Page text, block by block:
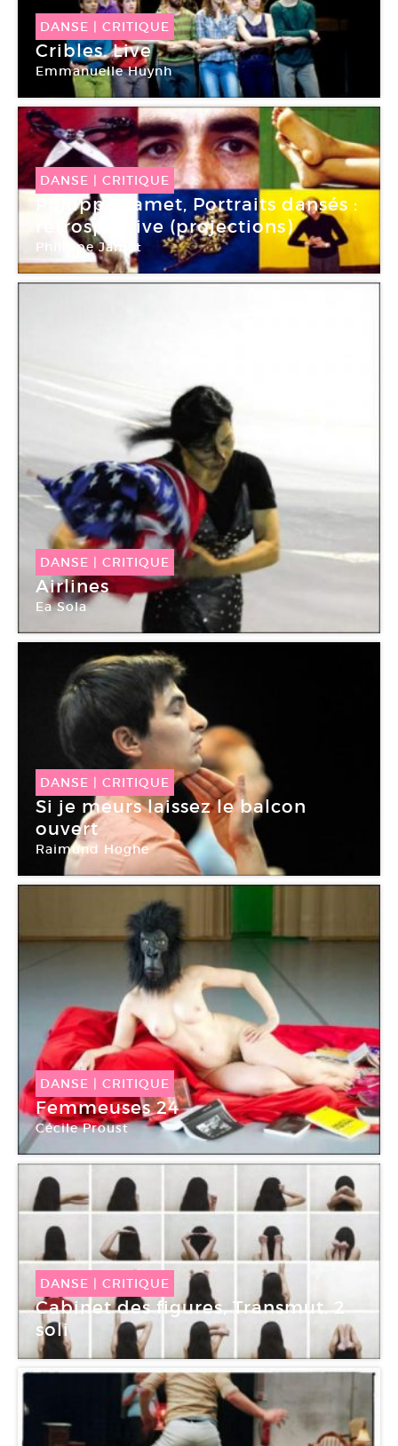
DANSE CRITIQUE
Cribles. Live
Emmanuelle Huynh
Centre Pompidou Paris
DANSE | CRITIQUE
Philippe Jamet, Portraits dansés :
rétrospective (projections)
Philippe Jamet
DANSE | CRITIQUE
Airlines
Ea Sola
Théâtre des Abbesses
DANSE | CRITIQUE
Si je meurs laissez le balcon
ouvert
Raimund Hoghe
Centre Pompidou Paris
DANSE CRITIQUE
Femmeuses 24
Cécile Proust
DANSE | CRITIQUE
Cabinet des figures, Transmut. 2
soli
Centre national de la danse